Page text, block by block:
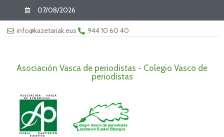
07/08/2026
info@kazetariak.eus 944 10 60 40
Asociación Vasca de periodistas - Colegio Vasco de
periodistas